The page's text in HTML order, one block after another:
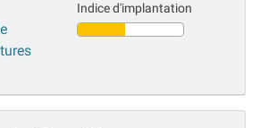
Indice d'implantation